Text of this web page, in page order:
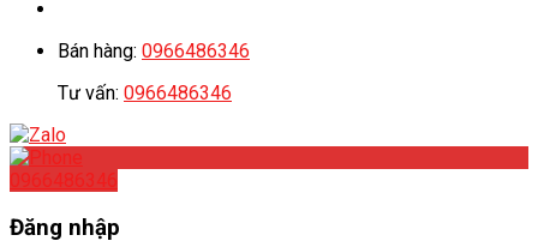
Bán hàng: 0966486346
Tư vấn: 0966486346
0966486346
Đăng nhập